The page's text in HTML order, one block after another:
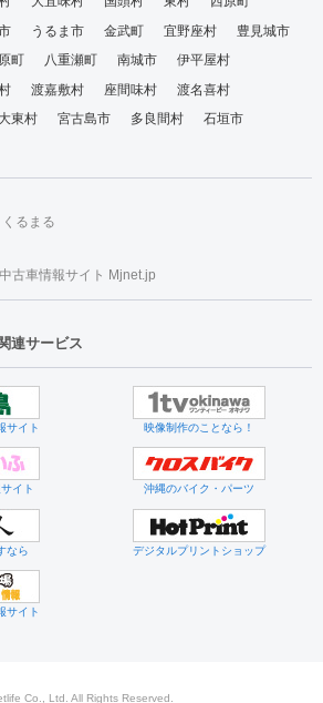
うるま市 金武町 宜野座村
豊見城市
町 八重瀬町 南城市
伊平屋村
渡嘉敷村 座間味村
渡名喜村
東村 宮古島市 多良間村
石垣市
るまる
古車情報サイト Mjnet.jp
連サービス
サイト 映像制作のことなら！
イト 沖縄のバイク・パーツ
なら デジタルプリントショップ
サイト
Co., Ltd. All Rights Reserved.